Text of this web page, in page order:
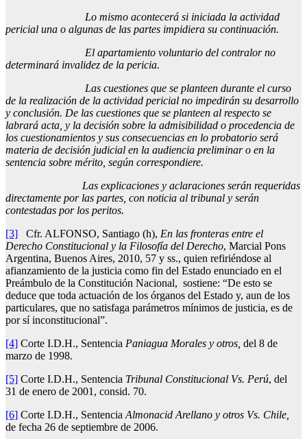
Lo mismo acontecerá si iniciada la actividad
pericial una o algunas de las partes impidiera su continuación.
El apartamiento voluntario del contralor no
determinará invalidez de la pericia.
Las cuestiones que se planteen durante el curso
de la realización de la actividad pericial no impedirán su desarrollo
y conclusión. De las cuestiones que se planteen al respecto se
labrará acta, y la decisión sobre la admisibilidad o procedencia de
los cuestionamientos y sus consecuencias en lo probatorio será
materia de decisión judicial en la audiencia preliminar o en la
sentencia sobre mérito, según correspondiere.
Las explicaciones y aclaraciones serán requeridas
directamente por las partes, con noticia al tribunal y serán
contestadas por los peritos.
[3] Cfr. ALFONSO, Santiago (h), En las fronteras entre el
Derecho Constitucional y la Filosofía del Derecho, Marcial Pons
Argentina, Buenos Aires, 2010, 57 y ss., quien refiriéndose al
afianzamiento de la justicia como fin del Estado enunciado en el
Preámbulo de la Constitución Nacional, sostiene: “De esto se
deduce que toda actuación de los órganos del Estado y, aun de los
particulares, que no satisfaga parámetros mínimos de justicia, es de
por sí inconstitucional”.
[4] Corte I.D.H., Sentencia Paniagua Morales y otros, del 8 de
marzo de 1998.
[5] Corte I.D.H., Sentencia Tribunal Constitucional Vs. Perú, del
31 de enero de 2001, consid. 70.
[6] Corte I.D.H., Sentencia Almonacid Arellano y otros Vs. Chile,
de fecha 26 de septiembre de 2006.